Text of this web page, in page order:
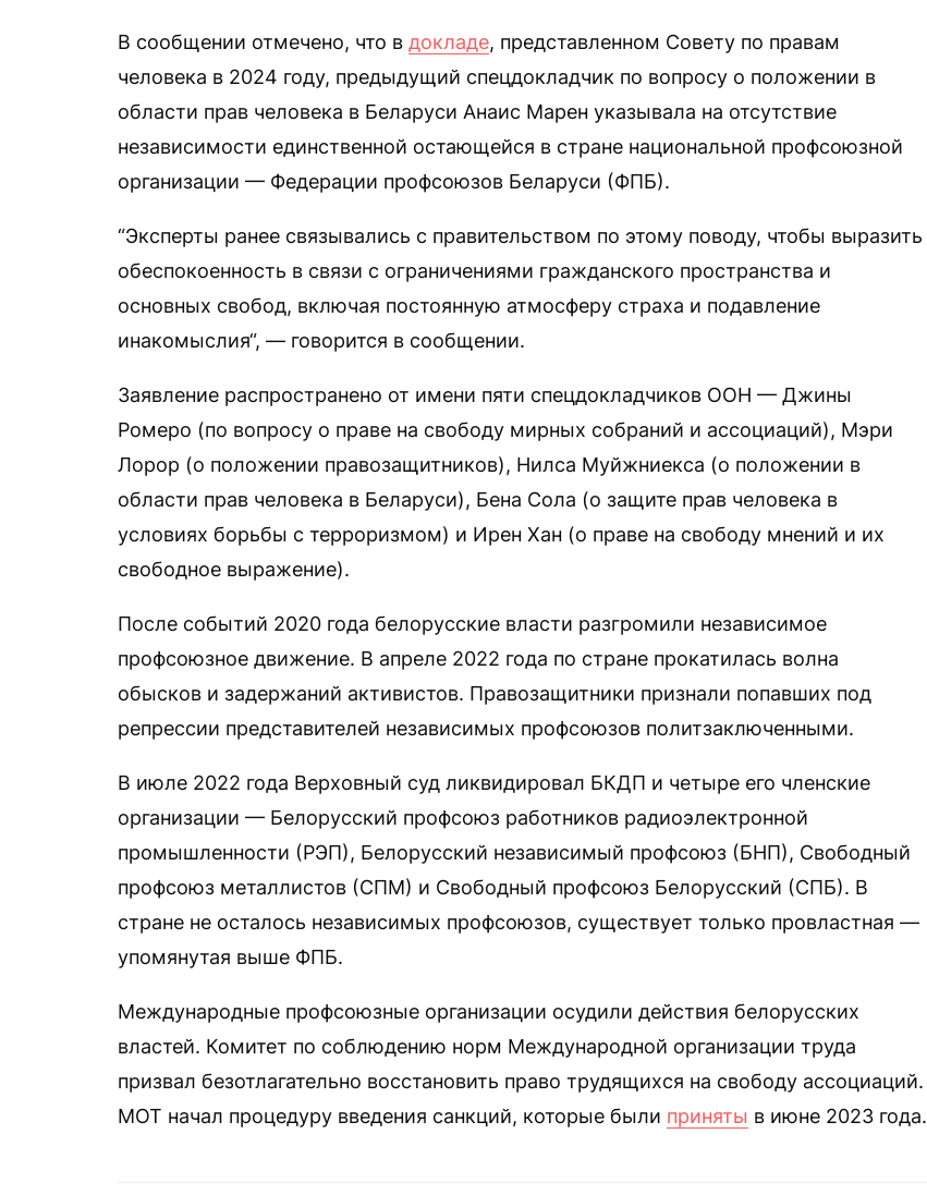
В сообщении отмечено, что в докладе, представленном Совету по правам
человека в 2024 году, предыдущий спецдокладчик по вопросу о положении в
области прав человека в Беларуси Анаис Марен указывала на отсутствие
независимости единственной остающейся в стране национальной профсоюзной
организации — Федерации профсоюзов Беларуси (ФПБ).
“Эксперты ранее связывались с правительством по этому поводу, чтобы выразить
обеспокоенность в связи с ограничениями гражданского пространства и
основных свобод, включая постоянную атмосферу страха и подавление
инакомыслия“, — говорится в сообщении.
Заявление распространено от имени пяти спецдокладчиков ООН — Джины
Ромеро (по вопросу о праве на свободу мирных собраний и ассоциаций), Мэри
Лорор (о положении правозащитников), Нилса Муйжниекса (о положении в
области прав человека в Беларуси), Бена Сола (о защите прав человека в
условиях борьбы с терроризмом) и Ирен Хан (о праве на свободу мнений и их
свободное выражение).
После событий 2020 года белорусские власти разгромили независимое
профсоюзное движение. В апреле 2022 года по стране прокатилась волна
обысков и задержаний активистов. Правозащитники признали попавших под
репрессии представителей независимых профсоюзов политзаключенными.
В июле 2022 года Верховный суд ликвидировал БКДП и четыре его членские
организации — Белорусский профсоюз работников радиоэлектронной
промышленности (РЭП), Белорусский независимый профсоюз (БНП), Свободный
профсоюз металлистов (СПМ) и Свободный профсоюз Белорусский (СПБ). В
стране не осталось независимых профсоюзов, существует только провластная —
упомянутая выше ФПБ.
Международные профсоюзные организации осудили действия белорусских
властей. Комитет по соблюдению норм Международной организации труда
призвал безотлагательно восстановить право трудящихся на свободу ассоциаций.
МОТ начал процедуру введения санкций, которые были приняты в июне 2023 года.